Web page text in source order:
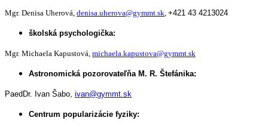
Mgr. Denisa Uherová, denisa.uherova@gymmt.sk +421 43 4213024
školská psychologička:
Mgr. Michaela Kapustová, michaela.kapustova@gymmt.sk
Astronomická pozorovateľňa M. R. Štefánika:
PaedDr. Ivan Šabo, ivan@gymmt.sk
Centrum popularizácie fyziky: